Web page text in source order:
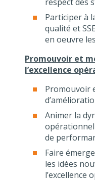
Participer à
qualité et
en oeuvre
Promouvoir et
l’excellence
Promouvoir
Animer la
de
Faire
les idées
l’excellence